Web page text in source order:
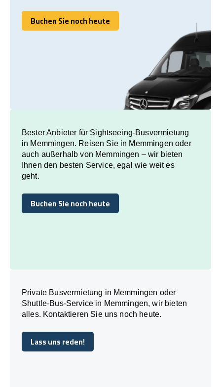
Buchen Sie noch heute
Buchen Sie noch heute
Bester Anbieter für Sightseeing-Busvermietung
in Memmingen. Reisen Sie in Memmingen oder
auch außerhalb von Memmingen – wir bieten
Ihnen den besten Service, egal wie weit es
geht.
Buchen Sie noch heute
Buchen Sie noch heute
Private Busvermietung in Memmingen oder
Shuttle-Bus-Service in Memmingen, wir bieten
alles. Kontaktieren Sie uns noch heute.
Lass uns reden!
Lass uns reden!